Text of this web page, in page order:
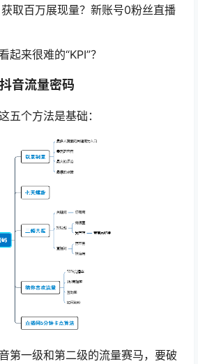
取百万展现量？新账号0粉丝直播
来很难的“KPI”？
抖音流量密码
五个方法是基础：
第一级和第二级的流量赛马，要破